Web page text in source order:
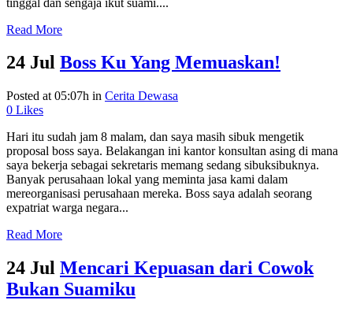
Read More
24 Jul Boss Ku Yang Memuaskan!
Posted at 05:07h in Cerita Dewasa
0 Likes
Hari itu sudah jam 8 malam, dan saya masih sibuk mengetik
proposal boss saya. Belakangan ini kantor konsultan asing di mana
saya bekerja sebagai sekretaris memang sedang sibuksibuknya.
Banyak perusahaan lokal yang meminta jasa kami dalam
mereorganisasi perusahaan mereka. Boss saya adalah seorang
expatriat warga negara...
Read More
24 Jul Mencari Kepuasan dari Cowok
Bukan Suamiku